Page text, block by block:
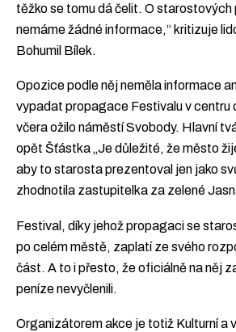
těžko se tomu dá čelit. O starostových
nemáme žádné informace,“ kritizuje
Bohumil Bílek.
Opozice podle něj neměla informace
vypadat propagace Festivalu v centru
včera ožilo náměstí Svobody. Hlavní
opět Šťástka „Je důležité, že město
aby to starosta prezentoval jen jako
zhodnotila zastupitelka za zelené
Festival, díky jehož propagaci se
po celém městě, zaplatí ze svého
část. A to i přesto, že oficiálně na něj
peníze nevyčlenili.
Organizátorem akce je totiž Kulturní a